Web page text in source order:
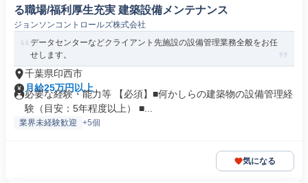
る職場/福利厚生充実 建築設備メンテナンス
ジョンソンコントロールズ株式会社
データセンターなどクライアント先施設の設備管理業務全般をお任
せします。
千葉県印西市
月給25万円以上
必要な経験・能力等 【必須】■何かしらの建築物の設備管理経
験（目安：5年程度以上） ■...
業界未経験歓迎 +5個
気になる